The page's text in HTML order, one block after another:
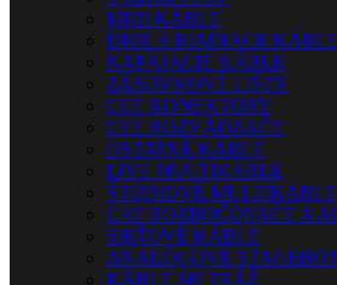
MIDI KÁBLE
DMX A RIADIACE KÁBLE
NAPÁJACIE KÁBLE
ZÁSUVKOVÉ LIŠTY
CEE KONEKTORY
CEE ROZVÁDZAČE
OSTATNÉ KÁBLE
LIVE MULTIKÁBLE
ŠTÚDIOVÉ MULTIKÁBLE
CAT ROZBOČOVAČE A
SIEŤOVÉ KÁBLE
ANALÓGOVÉ
KÁBLE METRÁŽ